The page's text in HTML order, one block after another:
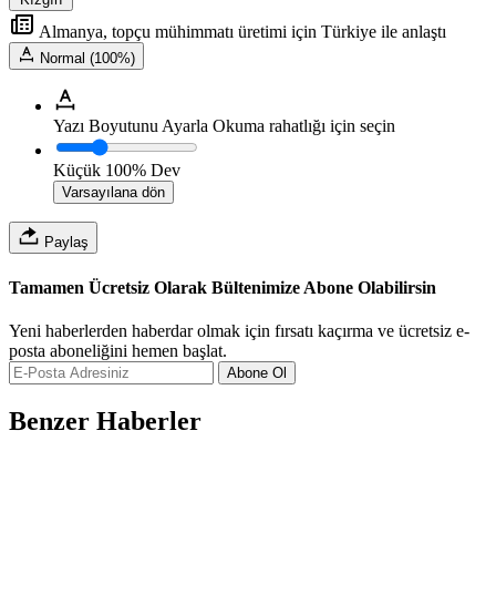
Almanya, topçu mühimmatı üretimi için Türkiye ile anlaştı
Normal (100%)
Yazı Boyutunu Ayarla Okuma rahatlığı için seçin
Küçük 100% Dev
Varsayılana dön
Paylaş
Tamamen Ücretsiz Olarak Bültenimize Abone Olabilirsin
Yeni haberlerden haberdar olmak için fırsatı kaçırma ve ücretsiz e-
posta aboneliğini hemen başlat.
Abone Ol
Benzer Haberler